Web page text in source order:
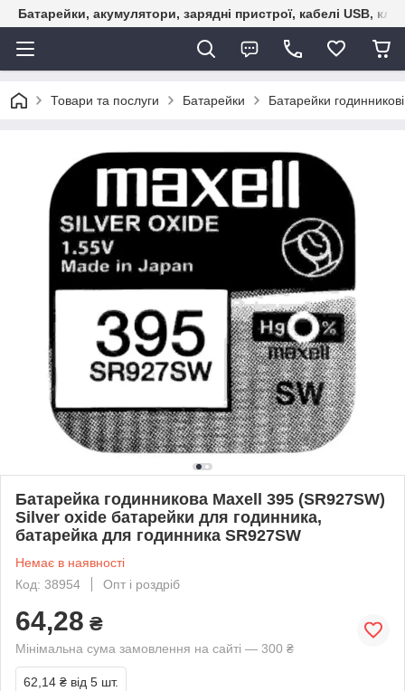
Батарейки, акумулятори, зарядні пристрої, кабелі USB,
Товари та послуги Батарейки Батарейки годинникові
Батарейка годинникова Maxell 395 (SR927SW)
Silver oxide батарейки для годинника,
батарейка для годинника SR927SW
Немає в наявності
Код: 38954
Опт і роздріб
64,28 ₴
Мінімальна сума замовлення на сайті — 300 ₴
62,14 ₴ від 5 шт.